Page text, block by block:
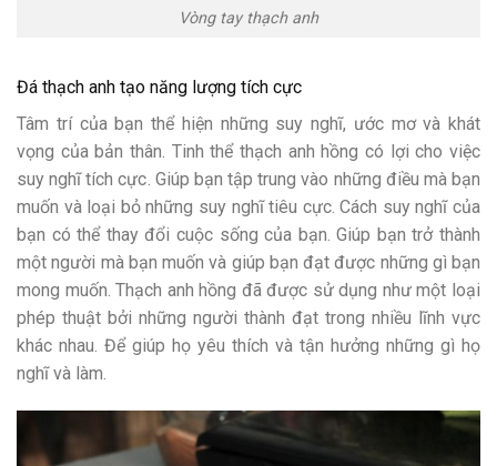
Vòng tay thạch anh
Đá thạch anh tạo năng lượng tích cực
Tâm trí của bạn thể hiện những suy nghĩ, ước mơ và khát
vọng của bản thân. Tinh thể thạch anh hồng có lợi cho việc
suy nghĩ tích cực. Giúp bạn tập trung vào những điều mà bạn
muốn và loại bỏ những suy nghĩ tiêu cực. Cách suy nghĩ của
bạn có thể thay đổi cuộc sống của bạn. Giúp bạn trở thành
một người mà bạn muốn và giúp bạn đạt được những gì bạn
mong muốn. Thạch anh hồng đã được sử dụng như một loại
phép thuật bởi những người thành đạt trong nhiều lĩnh vực
khác nhau. Để giúp họ yêu thích và tận hưởng những gì họ
nghĩ và làm.